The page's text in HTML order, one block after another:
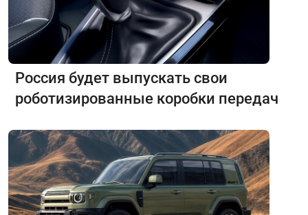
Россия будет выпускать свои
роботизированные коробки передач